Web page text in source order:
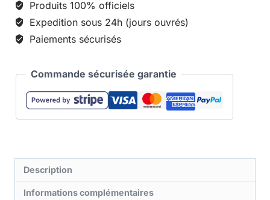
Produits 100% officiels
Expedition sous 24h (jours ouvrés)
Paiements sécurisés
Commande sécurisée garantie
Description
Informations complémentaires